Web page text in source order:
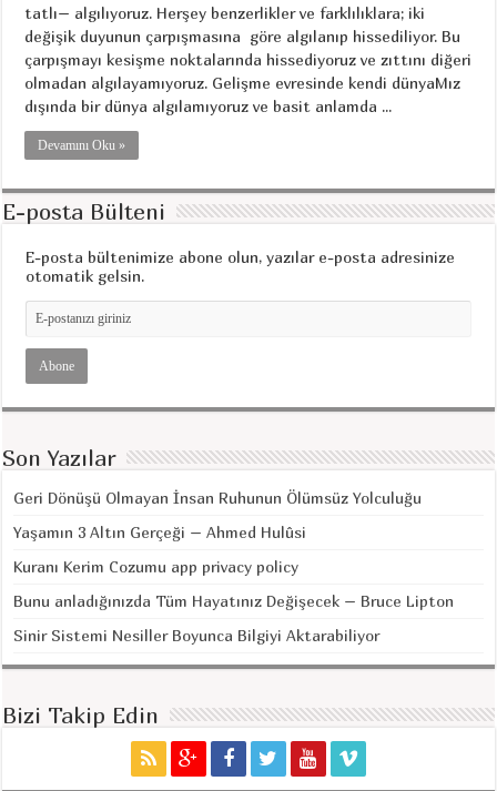
tatlı– algılıyoruz. Herşey benzerlikler ve farklılıklara; iki
değişik duyunun çarpışmasına göre algılanıp hissediliyor. Bu
çarpışmayı kesişme noktalarında hissediyoruz ve zıttını diğeri
olmadan algılayamıyoruz. Gelişme evresinde kendi dünyaMız
dışında bir dünya algılamıyoruz ve basit anlamda ...
Devamını Oku »
E-posta Bülteni
E-posta bültenimize abone olun, yazılar e-posta adresinize
otomatik gelsin.
Son Yazılar
Geri Dönüşü Olmayan İnsan Ruhunun Ölümsüz Yolculuğu
Yaşamın 3 Altın Gerçeği – Ahmed Hulûsi
Kuranı Kerim Cozumu app privacy policy
Bunu anladığınızda Tüm Hayatınız Değişecek – Bruce Lipton
Sinir Sistemi Nesiller Boyunca Bilgiyi Aktarabiliyor
Bizi Takip Edin